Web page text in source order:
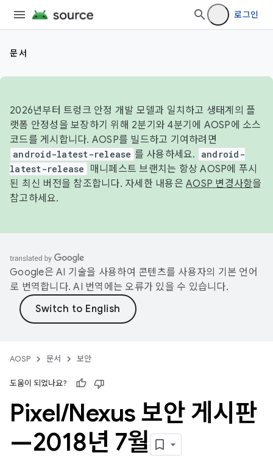
로그인
문서
2026년부터 트렁크 안정 개발 모델과 일치하고 생태계의 플
랫폼 안정성을 보장하기 위해 2분기와 4분기에 AOSP에 소스
코드를 게시합니다. AOSP를 빌드하고 기여하려면
android-latest-release 를 사용하세요.
android-
latest-release
매니페스트 브랜치는 항상 AOSP에 푸시
된 최신 버전을 참조합니다. 자세한 내용은 AOSP 변경사항을
참고하세요.
Google은 AI 기술을 사용하여 콘텐츠를 사용자의 기본 언어
로 번역합니다. AI 번역에는 오류가 있을 수 있습니다.
AOSP 문서 보안
도움이 되었나요?
Pixel/Nexus 보안 게시판
—2018년 7월